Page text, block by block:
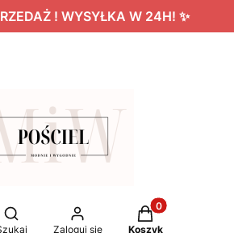
! WYSYŁKA W 24H! ✨
Otwórz wyszukiwarkę
Zaloguj się
Produkty w
Koszyk